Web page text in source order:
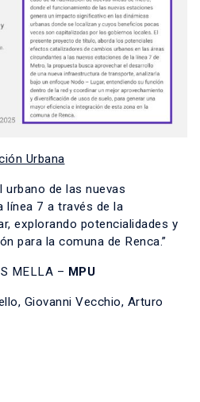
Urbana
urbano de las nuevas
línea 7 a través de la
explorando potencialidades y
para la comuna de Renca.”
MELLA – MPU
Giovanni Vecchio, Arturo